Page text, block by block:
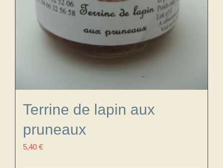
Terrine de lapin aux
pruneaux
5,40 €